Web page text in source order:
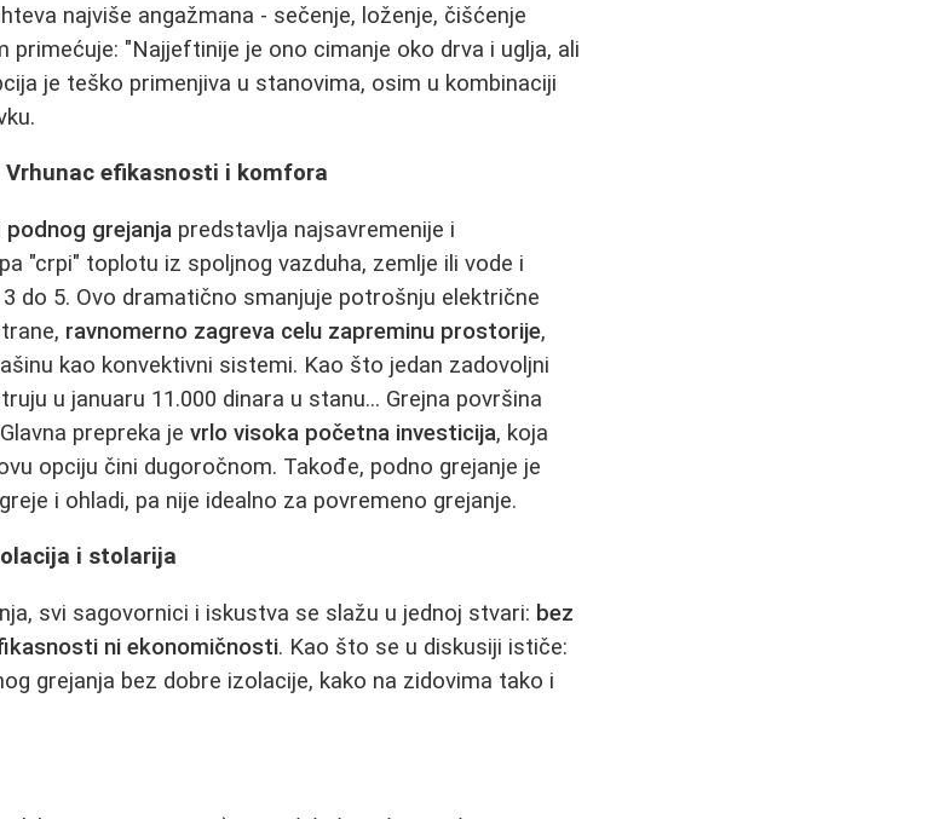
najviše angažmana - sečenje, loženje, čišćenje
primećuje: "Najjeftinije je ono cimanje oko drva i uglja, ali
je teško primenjiva u stanovima, osim u kombinaciji
efikasnosti i komfora
podnog grejanja predstavlja najsavremenije i
"crpi" toplotu iz spoljnog vazduha, zemlje ili vode i
do 5. Ovo dramatično smanjuje potrošnju električne
ravnomerno zagreva celu zapreminu prostorije,
kao konvektivni sistemi. Kao što jedan zadovoljni
u januaru 11.000 dinara u stanu... Grejna površina
prepreka jevrlo visoka početna investicija, koja
opciju čini dugoročnom. Takođe, podno grejanje je
i ohladi, pa nije idealno za povremeno grejanje.
i stolarija
svi sagovornici i iskustva se slažu u jednoj stvari: bez
ni ekonomičnosti. Kao što se u diskusiji ističe:
grejanja bez dobre izolacije, kako na zidovima tako i